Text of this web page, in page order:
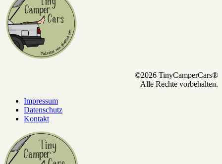
©2026 TinyCamperCars®
Alle Rechte vorbehalten.
Impressum
Datenschutz
Kontakt